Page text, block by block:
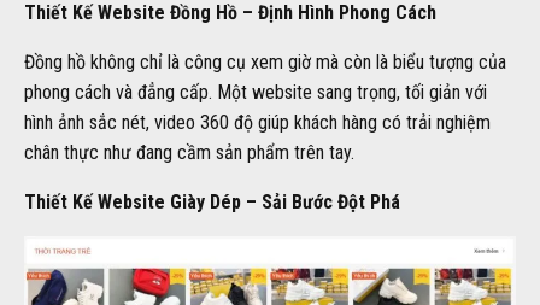
Thiết Kế Website Đồng Hồ – Định Hình Phong Cách
Đồng hồ không chỉ là công cụ xem giờ mà còn là biểu tượng của
phong cách và đẳng cấp. Một website sang trọng, tối giản với
hình ảnh sắc nét, video 360 độ giúp khách hàng có trải nghiệm
chân thực như đang cầm sản phẩm trên tay.
Thiết Kế Website Giày Dép – Sải Bước Đột Phá